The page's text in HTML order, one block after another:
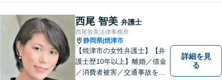
西尾 智美 弁護士
西尾智美法律事務所
静岡県|焼津市
【焼津市の女性弁護士】【弁
護士歴10年以上】離婚／借金
／消費者被害／交通事故を中
詳細を見
る